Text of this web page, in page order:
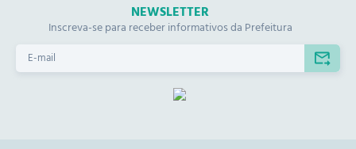
NEWSLETTER
Inscreva-se para receber informativos da Prefeitura